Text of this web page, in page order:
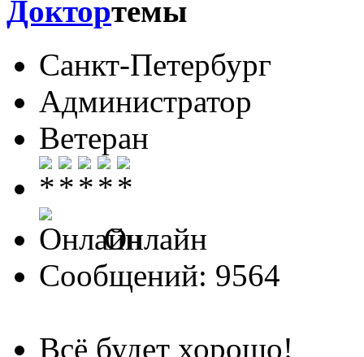
Доктор
Санкт-Петербург
Администратор
Ветеран
Онлайн
Сообщений: 9564
Всё будет хорошо!